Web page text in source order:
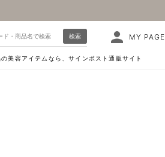
検索 MY PAGE
美容アイテムなら、サインポスト通販サイト